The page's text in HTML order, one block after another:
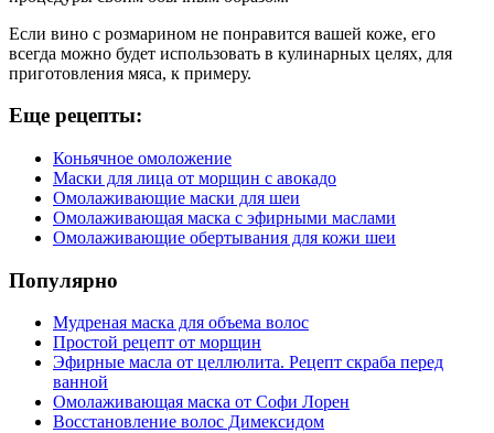
Если вино с розмарином не понравится вашей коже, его
всегда можно будет использовать в кулинарных целях, для
приготовления мяса, к примеру.
Еще рецепты:
Коньячное омоложение
Маски для лица от морщин с авокадо
Омолаживающие маски для шеи
Омолаживающая маска с эфирными маслами
Омолаживающие обертывания для кожи шеи
Популярно
Мудреная маска для объема волос
Простой рецепт от морщин
Эфирные масла от целлюлита. Рецепт скраба перед
ванной
Омолаживающая маска от Софи Лорен
Восстановление волос Димексидом